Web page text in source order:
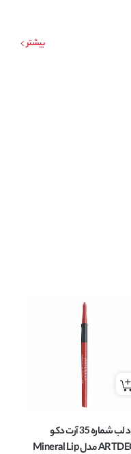
بیشتر
مداد لب شماره 35 آرت دکو
ARTDECO مدل Mineral Lip